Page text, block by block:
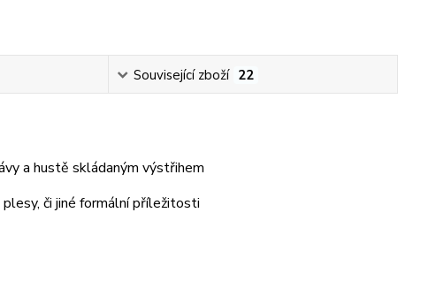
Související zboží 22
a hustě skládaným výstřihem
či jiné formální příležitosti